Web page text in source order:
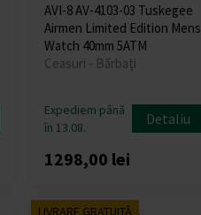
AVI-8 AV-4103-03 Tuskegee
Airmen Limited Edition Mens
Watch 40mm 5ATM
Ceasuri - Bărbați
Expediem până
în 13.08.
Detaliu
1298,00 lei
LIVRARE GRATUITĂ